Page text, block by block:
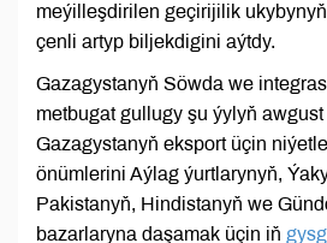
meýilleşdirilen geçirijilik
çenli artyp biljekdigini aýtdy.
Gazagystanyň Söwda we
metbugat gullugy şu ýylyň
Gazagystanyň eksport üçin
önümlerini Aýlag ýurtlarynyň,
Pakistanyň, Hindistanyň we
bazarlaryna daşamak üçin iň